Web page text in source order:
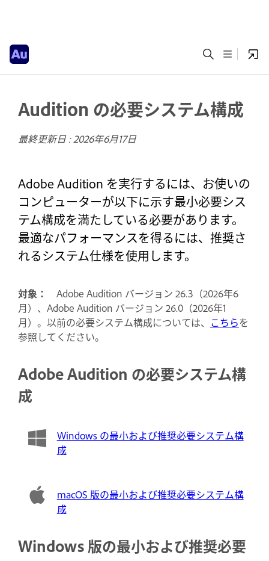
Audition の必要システム構成
最終更新日 :2026年6月17日
Adobe Audition を実行するには、お使いの
コンピューターが以下に示す最小必要シス
テム構成を満たしている必要があります。
最適なパフォーマンスを得るには、推奨さ
れるシステム仕様を使用します。
対象：
Adobe Audition バージョン 26.3（2026年6
月）、Adobe Audition バージョン 26.0（2026年1
月）。以前の必要システム構成については、 こちらを
参照してください。
Adobe Audition の必要システム構
成
Windows の最小および推奨必要システム構
成
macOS 版の最小および推奨必要システム構
成
Windows 版の最小および推奨必要